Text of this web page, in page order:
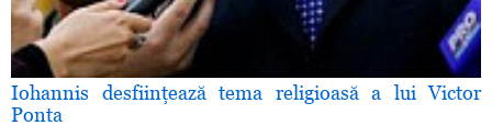
Iohannis desfiinţează tema religioasă a lui Victor
Ponta